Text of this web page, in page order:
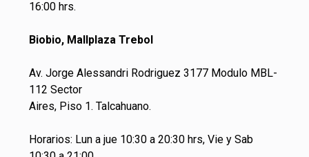
16:00 hrs.
Biobio, Mallplaza Trebol
Av. Jorge Alessandri Rodriguez 3177 Modulo MBL-
112 Sector
Aires, Piso 1. Talcahuano.
Horarios: Lun a jue 10:30 a 20:30 hrs, Vie y Sab